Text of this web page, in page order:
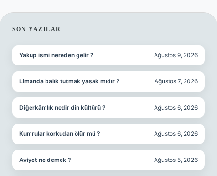
SIDEBAR
SON YAZILAR
Yakup ismi nereden gelir ? Ağustos 9, 2026
Limanda balık tutmak yasak mıdır ? Ağustos 7, 2026
Diğerkâmlık nedir din kültürü ? Ağustos 6, 2026
Kumrular korkudan ölür mü ? Ağustos 6, 2026
Aviyet ne demek ? Ağustos 5, 2026